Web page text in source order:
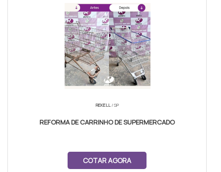
REKELL/ SP
REFORMA DE CARRINHO DE SUPERMERCADO
COTAR AGORA